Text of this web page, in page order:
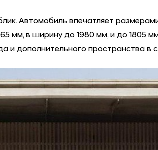
Автомобиль впечатляет
мм, в ширину до 1980 мм, и до 1805
и дополнительного пространства в